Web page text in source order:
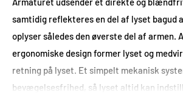
samtidig reflekteres en del af lyset bagud
oplyser således den øverste del af armen.
ergonomiske design former lyset og
retning på lyset. Et simpelt mekanisk
bevægelsesfrihed, så lyset altid kan